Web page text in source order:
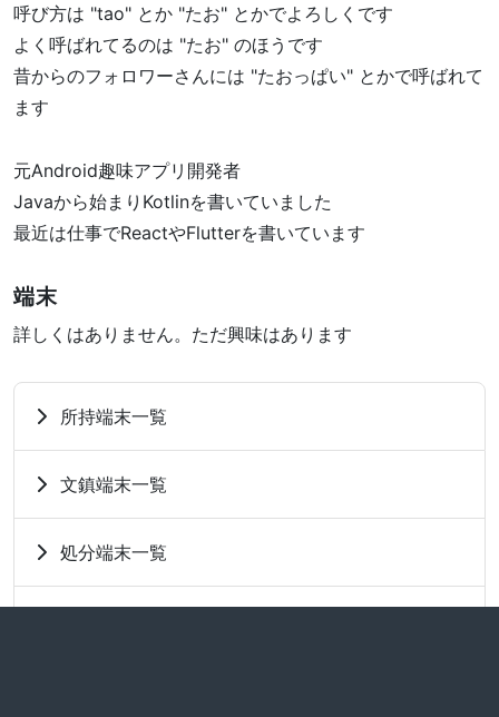
呼び方は "tao" とか "たお" とかでよろしくです
よく呼ばれてるのは "たお" のほうです
昔からのフォロワーさんには "たおっぱい" とかで呼ばれて
ます
元Android趣味アプリ開発者
Javaから始まりKotlinを書いていました
最近は仕事でReactやFlutterを書いています
端末
詳しくはありません。ただ興味はあります
所持端末一覧
文鎮端末一覧
処分端末一覧